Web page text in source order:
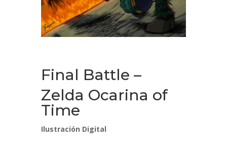
Final Battle –
Zelda Ocarina of
Time
Ilustración Digital